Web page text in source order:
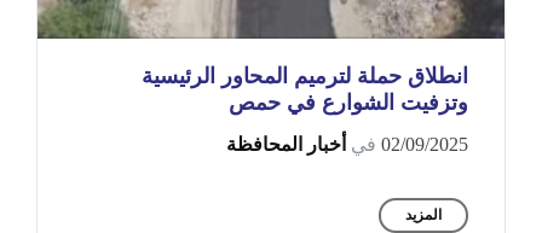
انطلاق حملة لترميم المحاور الرئيسية
وتزفيت الشوارع في حمص
02/09/2025 في أخبار المحافظة
المزيد